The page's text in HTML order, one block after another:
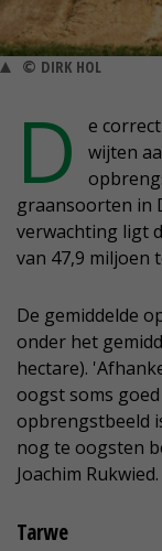
© DIRK HOL
D
e
wijten
graansoorten in
verwachting ligt
van 47,9 miljoen
De gemiddelde
onder het
hectare).
oogst soms
opbrengstbeeld
nog te oogsten
Joachim Rukwied.
Tarwe